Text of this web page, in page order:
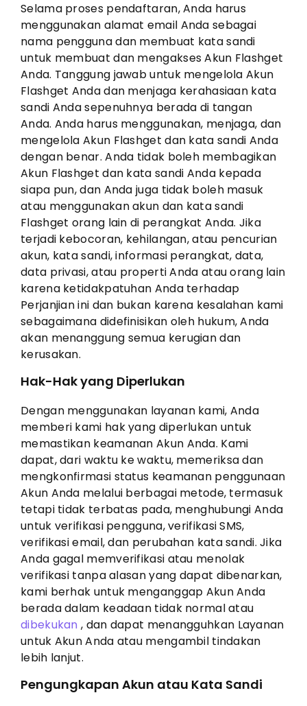
Selama proses pendaftaran, Anda harus
menggunakan alamat email Anda sebagai
nama pengguna dan membuat kata sandi
untuk membuat dan mengakses Akun Flashget
Anda. Tanggung jawab untuk mengelola Akun
Flashget Anda dan menjaga kerahasiaan kata
sandi Anda sepenuhnya berada di tangan
Anda. Anda harus menggunakan, menjaga, dan
mengelola Akun Flashget dan kata sandi Anda
dengan benar. Anda tidak boleh membagikan
Akun Flashget dan kata sandi Anda kepada
siapa pun, dan Anda juga tidak boleh masuk
atau menggunakan akun dan kata sandi
Flashget orang lain di perangkat Anda. Jika
terjadi kebocoran, kehilangan, atau pencurian
akun, kata sandi, informasi perangkat, data,
data privasi, atau properti Anda atau orang lain
karena ketidakpatuhan Anda terhadap
Perjanjian ini dan bukan karena kesalahan kami
sebagaimana didefinisikan oleh hukum, Anda
akan menanggung semua kerugian dan
kerusakan.
Hak-Hak yang Diperlukan
Dengan menggunakan layanan kami, Anda
memberi kami hak yang diperlukan untuk
memastikan keamanan Akun Anda. Kami
dapat, dari waktu ke waktu, memeriksa dan
mengkonfirmasi status keamanan penggunaan
Akun Anda melalui berbagai metode, termasuk
tetapi tidak terbatas pada, menghubungi Anda
untuk verifikasi pengguna, verifikasi SMS,
verifikasi email, dan perubahan kata sandi. Jika
Anda gagal memverifikasi atau menolak
verifikasi tanpa alasan yang dapat dibenarkan,
kami berhak untuk menganggap Akun Anda
berada dalam keadaan tidak normal atau
dibekukan , dan dapat menangguhkan Layanan
untuk Akun Anda atau mengambil tindakan
lebih lanjut.
Pengungkapan Akun atau Kata Sandi